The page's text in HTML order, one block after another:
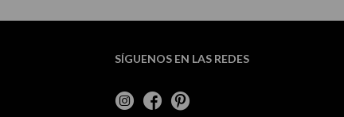
SÍGUENOS EN LAS REDES